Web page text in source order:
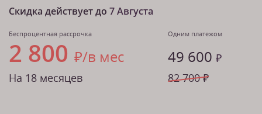
Скидка действует до 7 Августа
Беспроцентная рассрочка
2 800 ₽/в мес
На 18 месяцев
Одним платежом
49 600 ₽
82 700 ₽